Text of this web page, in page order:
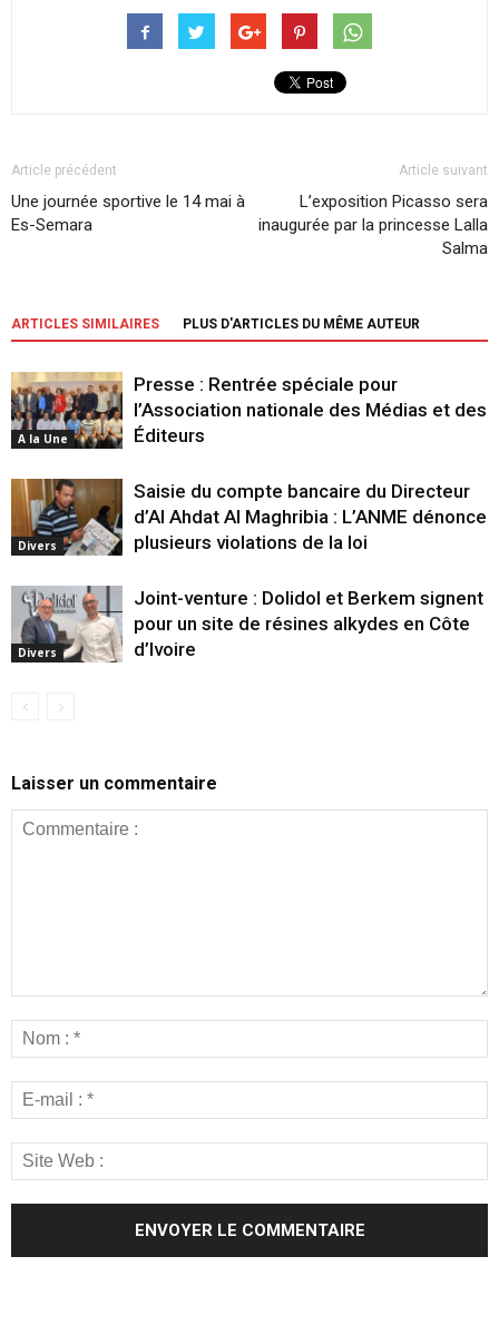
Article précédent
Une journée sportive le 14 mai à
Es-Semara
Article suivant
L’exposition Picasso sera
inaugurée par la princesse Lalla
Salma
ARTICLES SIMILAIRES PLUS D'ARTICLES DU MÊME AUTEUR
A la Une
Presse : Rentrée spéciale pour
l’Association nationale des Médias et des
Éditeurs
Divers
Saisie du compte bancaire du Directeur
d’Al Ahdat Al Maghribia : L’ANME dénonce
plusieurs violations de la loi
Divers
Joint-venture : Dolidol et Berkem signent
pour un site de résines alkydes en Côte
d’Ivoire
Laisser un commentaire